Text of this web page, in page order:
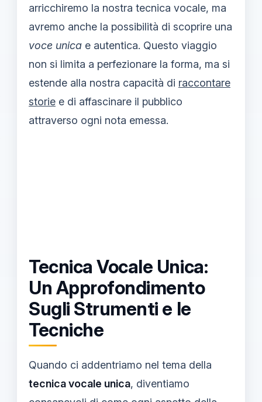
arricchiremo la nostra tecnica vocale, ma
avremo anche la possibilità di scoprire una
voce unica e autentica. Questo viaggio
non si limita a perfezionare la forma, ma si
estende alla nostra capacità di raccontare
storie e di affascinare il pubblico
attraverso ogni nota emessa.
Tecnica Vocale Unica:
Un Approfondimento
Sugli Strumenti e le
Tecniche
Quando ci addentriamo nel tema della
tecnica vocale unica, diventiamo